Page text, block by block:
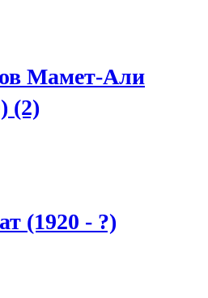
Мамет-Али
(2)
(1920 - ?)